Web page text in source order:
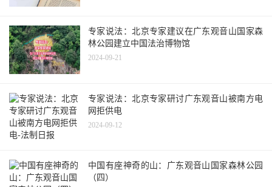
专家说法：北京专家建议在广东观音山国家森
林公园建立中国法治博物馆
2024-09-21
专家说法：北京专家研讨广东观音山被南方电
网拒供电
2024-09-12
中国有座神奇的山：广东观音山国家森林公园
（四）